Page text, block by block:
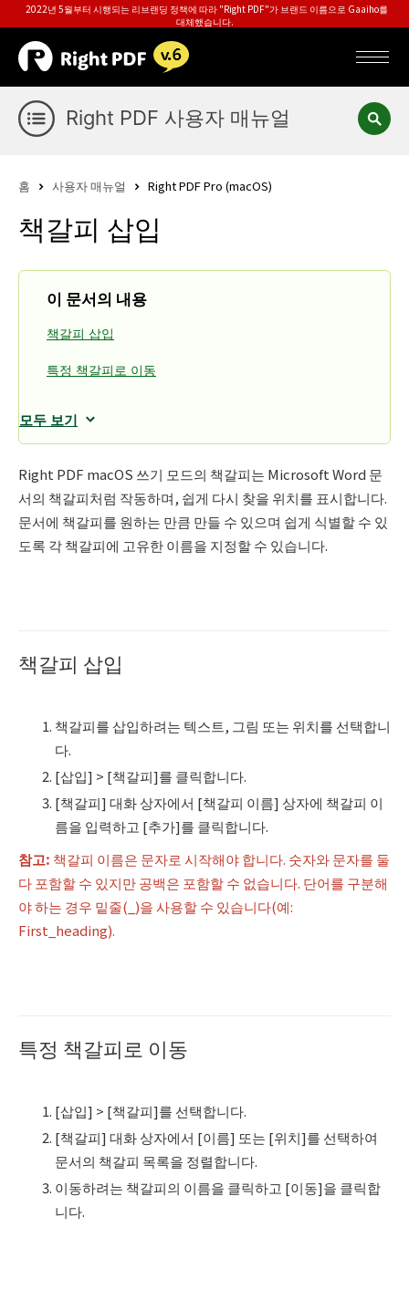
2022년 5월부터 시행되는 리브랜딩 정책에 따라 "Right PDF"가 브랜드 이름으로 Gaaiho를
대체했습니다.
Right PDF 사용자 매뉴얼
홈 사용자 매뉴얼 Right PDF Pro (macOS)
책갈피 삽입
이 문서의 내용
책갈피 삽입
특정 책갈피로 이동
모두 보기
Right PDF macOS 쓰기 모드의 책갈피는 Microsoft Word 문
서의 책갈피처럼 작동하며, 쉽게 다시 찾을 위치를 표시합니다.
문서에 책갈피를 원하는 만큼 만들 수 있으며 쉽게 식별할 수 있
도록 각 책갈피에 고유한 이름을 지정할 수 있습니다.
책갈피 삽입
책갈피를 삽입하려는 텍스트, 그림 또는 위치를 선택합니
다.
[삽입] > [책갈피]를 클릭합니다.
[책갈피] 대화 상자에서 [책갈피 이름] 상자에 책갈피 이
름을 입력하고 [추가]를 클릭합니다.
참고: 책갈피 이름은 문자로 시작해야 합니다. 숫자와 문자를 둘
다 포함할 수 있지만 공백은 포함할 수 없습니다. 단어를 구분해
야 하는 경우 밑줄(_)을 사용할 수 있습니다(예:
First_heading).
특정 책갈피로 이동
[삽입] > [책갈피]를 선택합니다.
[책갈피] 대화 상자에서 [이름] 또는 [위치]를 선택하여
문서의 책갈피 목록을 정렬합니다.
이동하려는 책갈피의 이름을 클릭하고 [이동]을 클릭합
니다.